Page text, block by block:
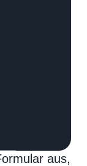
aus,